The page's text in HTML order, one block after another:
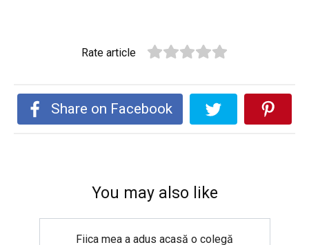
Rate article
Share on Facebook
You may also like
Fiica mea a adus acasă o colegă